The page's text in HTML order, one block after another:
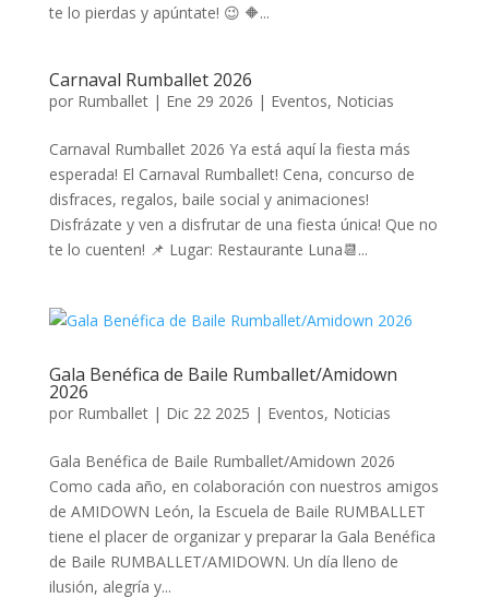
te lo pierdas y apúntate! 😉 🔶...
Carnaval Rumballet 2026
por Rumballet| Ene 29 2026 | Eventos, Noticias
Carnaval Rumballet 2026 Ya está aquí la fiesta más
esperada! El Carnaval Rumballet! Cena, concurso de
disfraces, regalos, baile social y animaciones!
Disfrázate y ven a disfrutar de una fiesta única! Que no
te lo cuenten! 📌 Lugar: Restaurante Luna📆...
Gala Benéfica de Baile Rumballet/Amidown
2026
por Rumballet| Dic 22 2025 | Eventos, Noticias
Gala Benéfica de Baile Rumballet/Amidown 2026 ​
Como cada año, en colaboración con nuestros amigos
de AMIDOWN León, la Escuela de Baile RUMBALLET
tiene el placer de organizar y preparar la Gala Benéfica
de Baile RUMBALLET/AMIDOWN. Un día lleno de
ilusión, alegría y...